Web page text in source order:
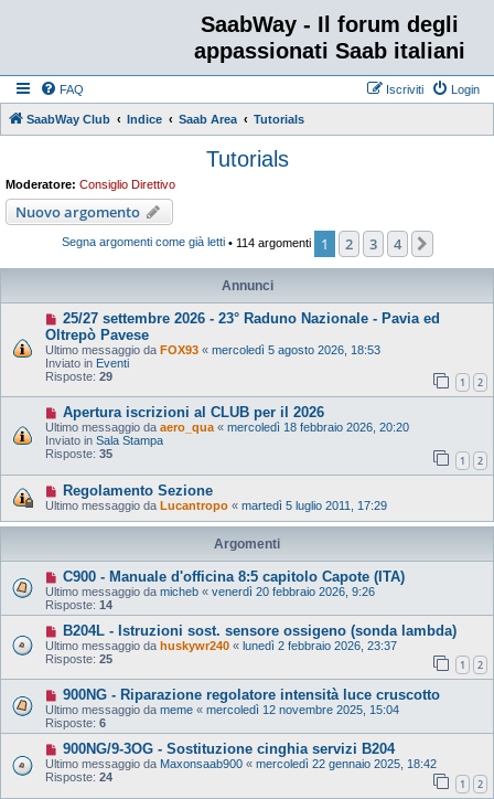
SaabWay - Il forum degli
appassionati Saab italiani
FAQ Login
Iscriviti
SaabWay Club Indice Saab Area Tutorials
Tutorials
Moderatore: Consiglio Direttivo
Nuovo argomento
Segna argomenti come già letti• 114 argomenti 1 2 3 4
Annunci
25/27 settembre 2026 - 23° Raduno Nazionale - Pavia ed
Oltrepò Pavese
Ultimo messaggio da FOX93 « mercoledì 5 agosto 2026, 18:53
Inviato in Eventi
Risposte: 29 1 2
Apertura iscrizioni al CLUB per il 2026
Ultimo messaggio da aero_qua « mercoledì 18 febbraio 2026, 20:20
Inviato in Sala Stampa
Risposte: 35 1 2
Regolamento Sezione
Ultimo messaggio da Lucantropo « martedì 5 luglio 2011, 17:29
Argomenti
C900 - Manuale d'officina 8:5 capitolo Capote (ITA)
Ultimo messaggio da micheb « venerdì 20 febbraio 2026, 9:26
Risposte: 14
B204L - Istruzioni sost. sensore ossigeno (sonda lambda)
Ultimo messaggio da huskywr240 « lunedì 2 febbraio 2026, 23:37
Risposte: 25 1 2
900NG - Riparazione regolatore intensità luce cruscotto
Ultimo messaggio da meme « mercoledì 12 novembre 2025, 15:04
Risposte: 6
900NG/9-3OG - Sostituzione cinghia servizi B204
Ultimo messaggio da Maxonsaab900 « mercoledì 22 gennaio 2025, 18:42
Risposte: 24 1 2